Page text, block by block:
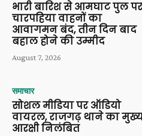
भारी बारिश से आमघाट पुल पर
चारपहिया वाहनों का
आवागमन बंद, तीन दिन बाद
बहाल होने की उम्मीद
August 7, 2026
समाचार
सोशल मीडिया पर ऑडियो
वायरल, राजगढ़ थाने का
आरक्षी निलंबित